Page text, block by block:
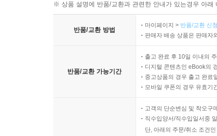
※ 상품 설명에 반품/교환과 관련한 안내가 있는경우 아
반품/교환 방법
마이페이지 > 반품/교환 신
판매자 배송 상품은 판매자
반품/교환 가능기간
출고 완료 후 10일 이내의
디지털 콘텐츠인 eBook의
중고상품의 경우 출고 완료
모바일 쿠폰의 경우 유효기
고객의 단순변심 및 착오구
직수입양서/직수입일서중
단, 아래의 주문/취소 조건